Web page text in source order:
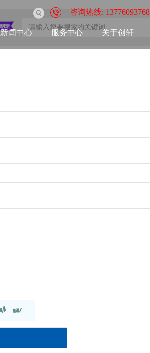
咨询热线: 13776093768
新闻中心 服务中心 关于创轩